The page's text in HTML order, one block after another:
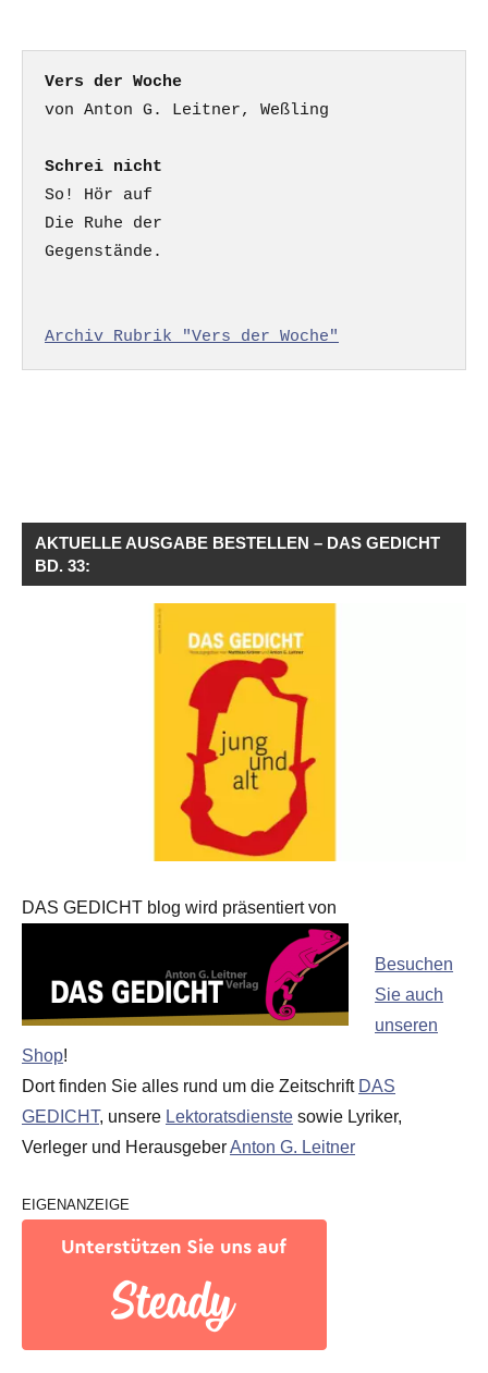
Vers der Woche
Schrei nicht
So! Hör auf
Die Ruhe der
Gegenstände.
Archiv Rubrik "Vers der Woche"
AKTUELLE AUSGABE BESTELLEN – DAS GEDICHT
BD. 33:
DAS GEDICHT blog wird präsentiert von
Besuchen
Sie auch
unseren
Shop!
Dort finden Sie alles rund um die Zeitschrift DAS
GEDICHT, unsere Lektoratsdienste sowie Lyriker,
Verleger und HerausgeberAnton G. Leitner
EIGENANZEIGE